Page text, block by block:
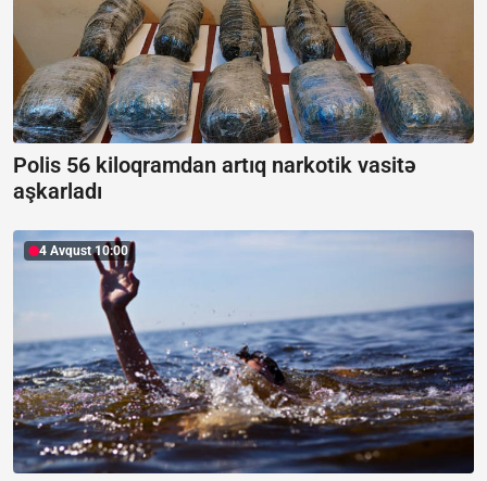
Polis 56 kiloqramdan artıq narkotik vasitə
aşkarladı
4 Avqust 10:00